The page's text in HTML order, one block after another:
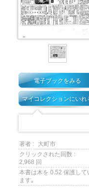
電子ブックをみる
マイコレクションにいれ
著者 :
大町市
クリックされた回数 :
2,968 回
本書は木を 0.52 保護して
ます｡